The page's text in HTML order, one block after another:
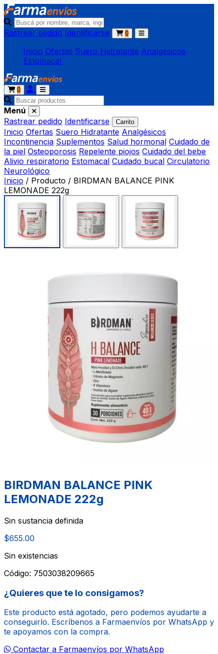
Rastrear pedido Identificarse 0
Inicio Ofertas Suero Hidratante Analgésicos
Estomacal
0
Menú
Rastrear pedido Identificarse Carrito
Inicio Ofertas Suero Hidratante Analgésicos
Incontinencia Suplementos Salud hormonal Cuidado de
la piel Osteoporosis Repelente piojos Cuidado del bebe
Alivio respiratorio Estomacal Cuidado bucal Circulatorio
Neurológico
Inicio / Producto / BIRDMAN BALANCE PINK
LEMONADE 222g
BIRDMAN BALANCE PINK
LEMONADE 222g
Sin sustancia definida
$655.00
Sin existencias
Código: 7503038209665
¿Quieres que te lo consigamos?
Este producto está agotado, pero podemos ayudarte a
conseguirlo. Escríbenos a Farmaenvíos por WhatsApp y
te apoyamos con la compra.
Contactar a Farmaenvíos por WhatsApp